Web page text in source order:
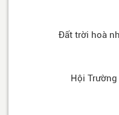
Đất trời hoà
Hội